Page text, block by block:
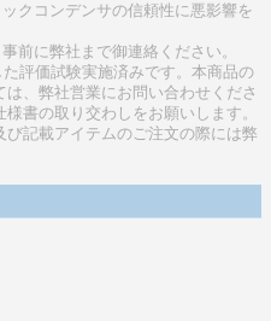
クコンデンサの信頼性に悪影響を
前に弊社まで御連絡ください。
評価試験実施済みです。本商品の
、弊社営業にお問い合わせくださ
書の取り交わしをお願いします。
記載アイテムのご注文の際には弊